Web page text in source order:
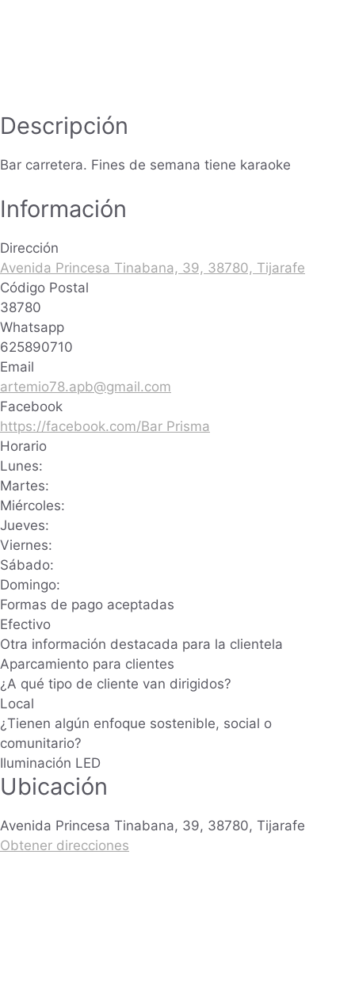
Descripción
Bar carretera. Fines de semana tiene karaoke
Información
Dirección
Avenida Princesa Tinabana, 39, 38780, Tijarafe
Código Postal
38780
Whatsapp
625890710
Email
artemio78.apb@gmail.com
Facebook
https://facebook.com/Bar Prisma
Horario
Lunes:
Martes:
Miércoles:
Jueves:
Viernes:
Sábado:
Domingo:
Formas de pago aceptadas
Efectivo
Otra información destacada para la clientela
Aparcamiento para clientes
¿A qué tipo de cliente van dirigidos?
Local
¿Tienen algún enfoque sostenible, social o
comunitario?
Iluminación LED
Ubicación
Avenida Princesa Tinabana, 39, 38780, Tijarafe
Obtener direcciones